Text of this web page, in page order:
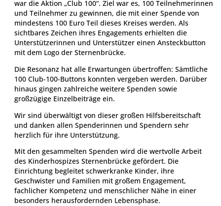
war die Aktion „Club 100“. Ziel war es, 100 Teilnehmerinnen
und Teilnehmer zu gewinnen, die mit einer Spende von
mindestens 100 Euro Teil dieses Kreises werden. Als
sichtbares Zeichen ihres Engagements erhielten die
Unterstützerinnen und Unterstützer einen Ansteckbutton
mit dem Logo der Sternenbrücke.
Die Resonanz hat alle Erwartungen übertroffen: Sämtliche
100 Club-100-Buttons konnten vergeben werden. Darüber
hinaus gingen zahlreiche weitere Spenden sowie
großzügige Einzelbeiträge ein.
Wir sind überwältigt von dieser großen Hilfsbereitschaft
und danken allen Spenderinnen und Spendern sehr
herzlich für ihre Unterstützung.
Mit den gesammelten Spenden wird die wertvolle Arbeit
des Kinderhospizes Sternenbrücke gefördert. Die
Einrichtung begleitet schwerkranke Kinder, ihre
Geschwister und Familien mit großem Engagement,
fachlicher Kompetenz und menschlicher Nähe in einer
besonders herausfordernden Lebensphase.